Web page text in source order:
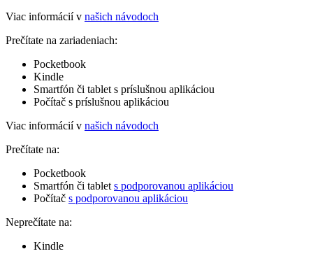
Viac informácií v našich návodoch
Prečítate na zariadeniach:
Pocketbook
Kindle
Smartfón či tablet s príslušnou aplikáciou
Počítač s príslušnou aplikáciou
Viac informácií v našich návodoch
Prečítate na:
Pocketbook
Smartfón či tablet s podporovanou aplikáciou
Počítač s podporovanou aplikáciou
Neprečítate na:
Kindle